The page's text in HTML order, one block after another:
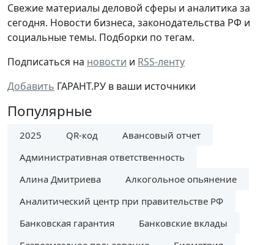
Cвежие материалы деловой сферы и аналитика за
сегодня. Новости бизнеса, законодательства РФ и
социальные темы. Подборки по тегам.
Подписаться на новости и RSS-ленту
Добавить ГАРАНТ.РУ в ваши источники
Популярные
2025 QR-код
Авансовый отчет
Административная ответственность
Алина Дмитриева
Алкогольное опьянение
Аналитический центр при правительстве РФ
Банковская гарантия
Банковские вклады